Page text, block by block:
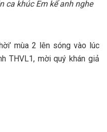
ca khúc Em kể anh nghe
mùa 2 lên sóng vào lúc
THVL1, mời quý khán giả